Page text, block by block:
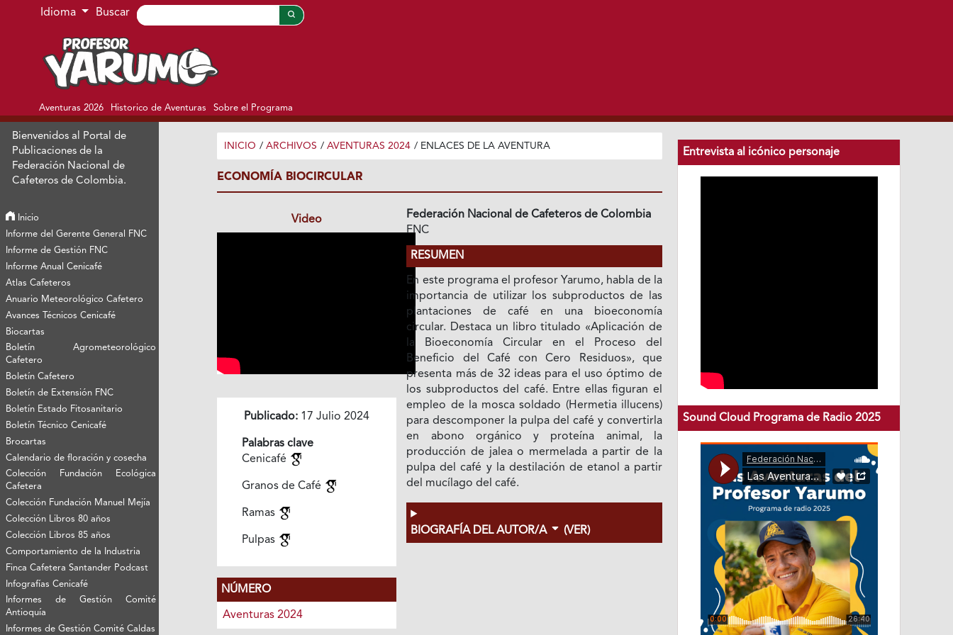
Ir al menú de navegación principal
Ir al contenido principal
Ir al pie de página del sitio
Idioma Buscar
Aventuras 2026 Historico de Aventuras Sobre el Programa
Bienvenidos al Portal de
Publicaciones de la
Federación Nacional de
Cafeteros de Colombia.
Inicio
Informe del Gerente General FNC
Informe de Gestión FNC
Informe Anual Cenicafé
Atlas Cafeteros
Anuario Meteorológico Cafetero
Avances Técnicos Cenicafé
Biocartas
Boletín Agrometeorológico
Cafetero
Boletín Cafetero
Boletín de Extensión FNC
Boletín Estado Fitosanitario
Boletín Técnico Cenicafé
Brocartas
Calendario de floración y cosecha
Colección Fundación Ecológica
Cafetera
Colección Fundación Manuel Mejía
Colección Libros 80 años
Colección Libros 85 años
Comportamiento de la Industria
Finca Cafetera Santander Podcast
Infografías Cenicafé
Informes de Gestión Comité
Antioquía
Informes de Gestión Comité Caldas
INICIO / ARCHIVOS / AVENTURAS 2024 / ENLACES DE LA AVENTURA
ECONOMÍA BIOCIRCULAR
Video
Publicado:17 Julio 2024
Palabras clave
Cenicafé
Granos de Café
Ramas
Pulpas
NÚMERO
Aventuras 2024
Federación Nacional de Cafeteros de Colombia
FNC
RESUMEN
En este programa el profesor Yarumo, habla de la
importancia de utilizar los subproductos de las
plantaciones de café en una bioeconomía
circular. Destaca un libro titulado «Aplicación de
la Bioeconomía Circular en el Proceso del
Beneficio del Café con Cero Residuos», que
presenta más de 32 ideas para el uso óptimo de
los subproductos del café. Entre ellas figuran el
empleo de la mosca soldado (Hermetia illucens)
para descomponer la pulpa del café y convertirla
en abono orgánico y proteína animal, la
producción de jalea o mermelada a partir de la
pulpa del café y la destilación de etanol a partir
del mucílago del café.
BIOGRAFÍA DEL AUTOR/A (VER)
Entrevista al icónico personaje
Sound Cloud Programa de Radio 2025